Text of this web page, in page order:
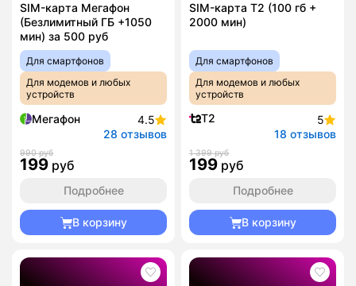
SIM-карта Мегафон
(Безлимитный ГБ +1050
мин) за 500 руб
Для смартфонов
Для модемов и любых
устройств
Мегафон
4.5
28 отзывов
990 руб
199 руб
Подробнее
В корзину
SIM-карта T2 (100 гб +
2000 мин)
Для смартфонов
Для модемов и любых
устройств
T2
5
18 отзывов
1 399 руб
199 руб
Подробнее
В корзину